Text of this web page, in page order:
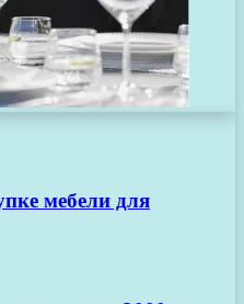
мебели для